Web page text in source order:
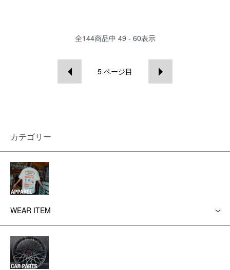
全144商品中 49 - 60表示
5 ページ目
カテゴリー
WEAR ITEM